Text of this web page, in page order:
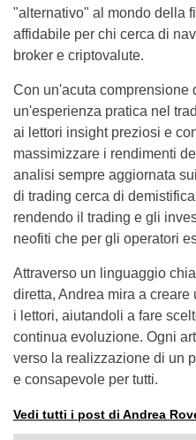
"alternativo" al mondo della
affidabile per chi cerca di
broker e criptovalute.
Con un'acuta comprensione
un'esperienza pratica nel
ai lettori insight preziosi e
massimizzare i rendimenti
analisi sempre aggiornata
di trading cerca di
rendendo il trading e gli
neofiti che per gli operatori
Attraverso un linguaggio
diretta, Andrea mira a
i lettori, aiutandoli a fare
continua evoluzione. Ogni
verso la realizzazione di un
e consapevole per tutti.
Vedi tutti i post di Andrea